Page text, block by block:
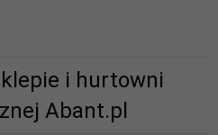
i hurtowni
Abant.pl